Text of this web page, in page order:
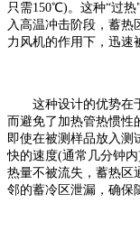
只需150℃)。这种“过
入高温冲击阶段，蓄热
力风机的作用下，迅速
这种设计的优势在于
而避免了加热管热惯性
即使在被测样品放入测
快的速度(通常几分钟
热量不被流失，蓄热区
邻的蓄冷区泄漏，确保